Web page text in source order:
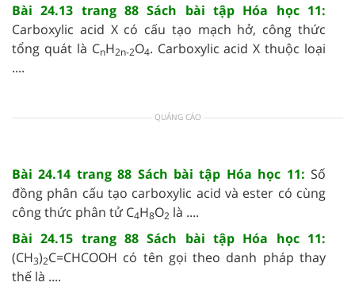
Bài 24.13 trang 88 Sách bài tập Hóa học 11:
Carboxylic acid X có cấu tạo mạch hở, công thức
tổng quát là CnH2n-2O4. Carboxylic acid X thuộc loại
....
QUẢNG CÁO
Bài 24.14 trang 88 Sách bài tập Hóa học 11: Số
đồng phân cấu tạo carboxylic acid và ester có cùng
công thức phân tử C4H8O2 là ....
Bài 24.15 trang 88 Sách bài tập Hóa học 11:
(CH3)2C=CHCOOH có tên gọi theo danh pháp thay
thế là ....